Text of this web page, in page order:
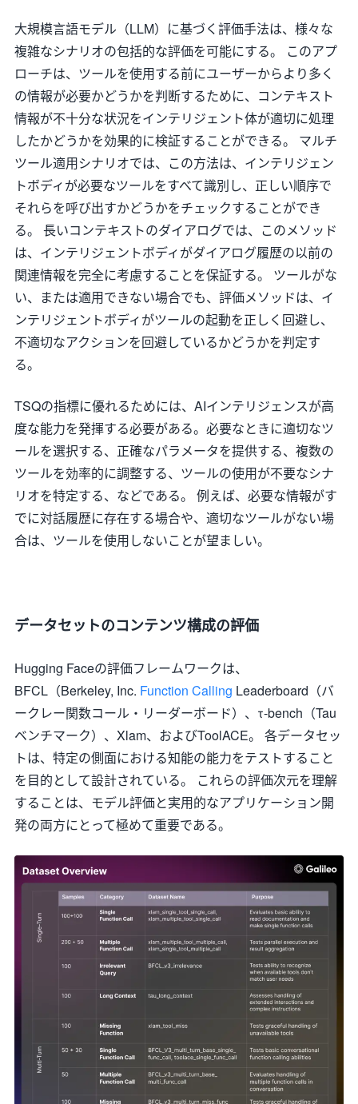
大規模言語モデル（LLM）に基づく評価手法は、様々な
複雑なシナリオの包括的な評価を可能にする。 このアプ
ローチは、ツールを使用する前にユーザーからより多く
の情報が必要かどうかを判断するために、コンテキスト
情報が不十分な状況をインテリジェント体が適切に処理
したかどうかを効果的に検証することができる。 マルチ
ツール適用シナリオでは、この方法は、インテリジェン
トボディが必要なツールをすべて識別し、正しい順序で
それらを呼び出すかどうかをチェックすることができ
る。 長いコンテキストのダイアログでは、このメソッド
は、インテリジェントボディがダイアログ履歴の以前の
関連情報を完全に考慮することを保証する。 ツールがな
い、または適用できない場合でも、評価メソッドは、イ
ンテリジェントボディがツールの起動を正しく回避し、
不適切なアクションを回避しているかどうかを判定す
る。
TSQの指標に優れるためには、AIインテリジェンスが高
度な能力を発揮する必要がある。必要なときに適切なツ
ールを選択する、正確なパラメータを提供する、複数の
ツールを効率的に調整する、ツールの使用が不要なシナ
リオを特定する、などである。 例えば、必要な情報がす
でに対話履歴に存在する場合や、適切なツールがない場
合は、ツールを使用しないことが望ましい。
データセットのコンテンツ構成の評価
Hugging Faceの評価フレームワークは、
BFCL（Berkeley, Inc. Function Calling Leaderboard（バ
ークレー関数コール・リーダーボード）、τ-bench（Tau
ベンチマーク）、Xlam、およびToolACE。 各データセッ
トは、特定の側面における知能の能力をテストすること
を目的として設計されている。 これらの評価次元を理解
することは、モデル評価と実用的なアプリケーション開
発の両方にとって極めて重要である。